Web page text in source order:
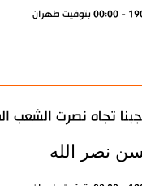
تجاه نصرت الشعب
نصر الله